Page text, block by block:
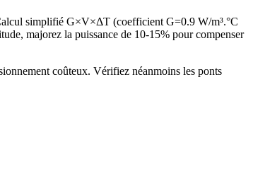
simplifié G×V×ΔT (coefficient G=0.9 W/m³.°C
majorez la puissance de 10-15% pour compenser
coûteux. Vérifiez néanmoins les ponts